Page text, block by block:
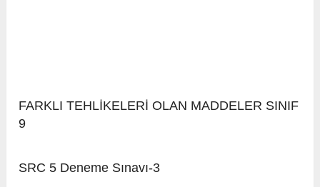
FARKLI TEHLİKELERİ OLAN MADDELER SINIF
9
SRC 5 Deneme Sınavı-3